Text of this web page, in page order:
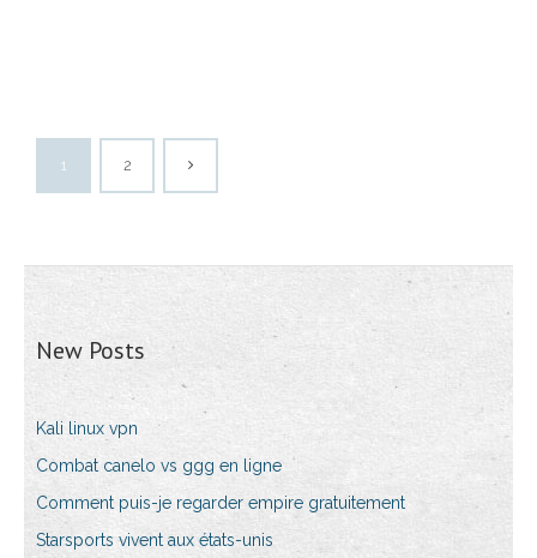
1 2
New Posts
Kali linux vpn
Combat canelo vs ggg en ligne
Comment puis-je regarder empire gratuitement
Starsports vivent aux états-unis